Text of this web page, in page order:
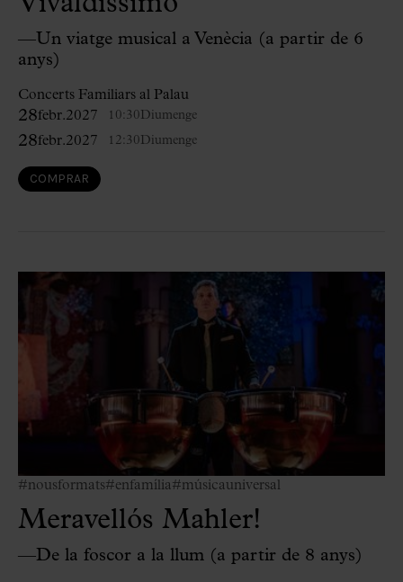
—Un viatge musical a Venècia (a partir de 6
anys)
Concerts Familiars al Palau
28febr.2027 10:30Diumenge
28febr.2027 12:30Diumenge
COMPRAR
#nousformats#enfamília#músicauniversal
Meravellós Mahler!
—De la foscor a la llum (a partir de 8 anys)